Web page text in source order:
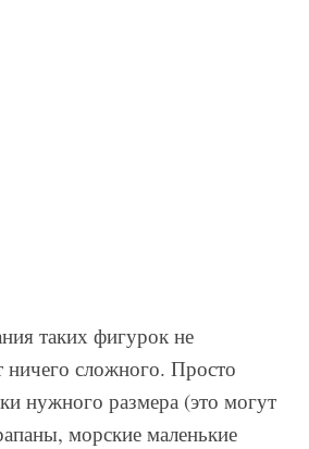
таких фигурок не
ничего сложного. Просто
нужного размера (это могут
морские маленькие